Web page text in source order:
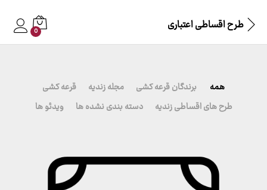
طرح اقساطی اعتباری 0
همه برندگان قرعه کشی مجله زندیه
قرعه کشی
طرح های اقساطی زندیه
دسته بندی نشده ها ویدئو ها